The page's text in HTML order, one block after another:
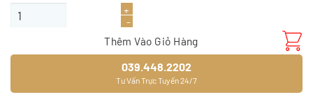
Giấy dán tường J 9412-3 số lượng
Thêm Vào Giỏ Hàng
039.448.2202
Tư Vấn Trực Tuyến 24/7